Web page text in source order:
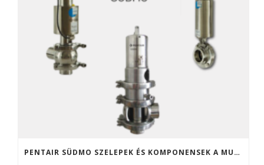
PENTAIR SÜDMO SZELEPEK ÉS KOMPONENSEK A MULTIVALVE KFT. KÍNÁLATÁBAN